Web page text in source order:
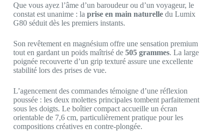
Que vous ayez l’âme d’un baroudeur ou d’un voyageur, le
constat est unanime : la prise en main naturelledu Lumix
G80 séduit dès les premiers instants.
Son revêtement en magnésium offre une sensation premium
tout en gardant un poids maîtrisé de 505 grammes. La large
poignée recouverte d’un grip texturé assure une excellente
stabilité lors des prises de vue.
L’agencement des commandes témoigne d’une réflexion
poussée : les deux molettes principales tombent parfaitement
sous les doigts. Le boîtier compact accueille un écran
orientable de 7,6 cm, particulièrement pratique pour les
compositions créatives en contre-plongée.